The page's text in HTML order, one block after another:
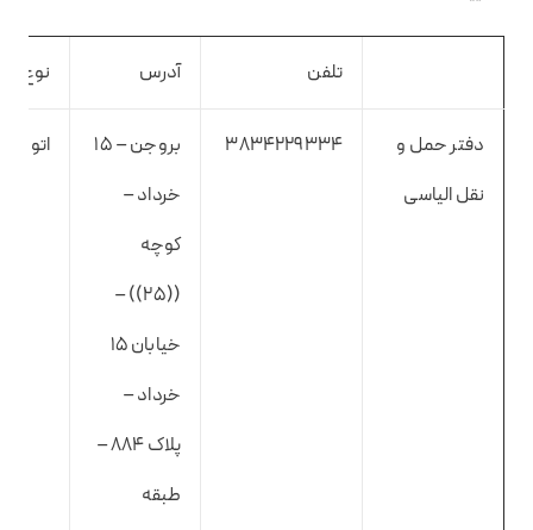
تلفن آدرس نوع
دفتر حمل و
نقل الیاسی
3834229334
بروجن – ۱۵
خرداد –
کوچه
((۲۵)) –
خیابان ۱۵
خرداد –
پلاک ۸۸۴ –
طبقه
اتوبار